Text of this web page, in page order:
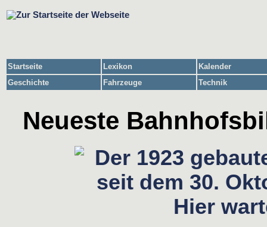
Startseite Lexikon
Kalender
Geschichte
Fahrzeuge Technik
Neueste